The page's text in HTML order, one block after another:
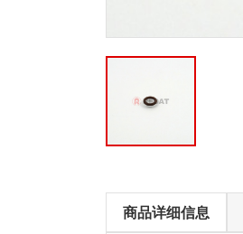
商品详细信息